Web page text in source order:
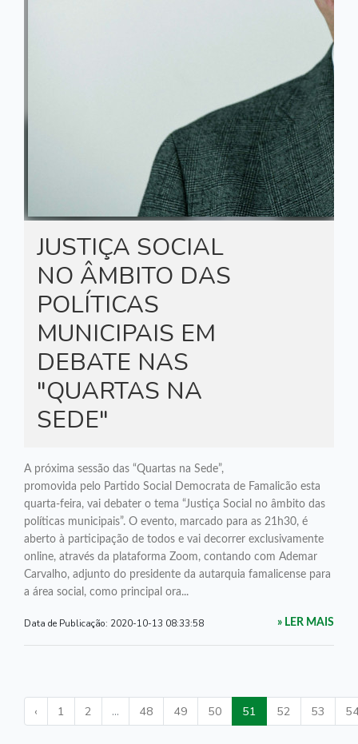
JUSTIÇA SOCIAL
NO ÂMBITO DAS
POLÍTICAS
MUNICIPAIS EM
DEBATE NAS
"QUARTAS NA
SEDE"
A próxima sessão das “Quartas na Sede”,
promovida pelo Partido Social Democrata de Famalicão esta
quarta-feira, vai debater o tema “Justiça Social no âmbito das
políticas municipais”. O evento, marcado para as 21h30, é
aberto à participação de todos e vai decorrer exclusivamente
online, através da plataforma Zoom, contando com Ademar
Carvalho, adjunto do presidente da autarquia famalicense para
a área social, como principal ora...
» LER MAIS
Data de Publicação: 2020-10-13 08:33:58
‹ 1 2 ... 48 49 50 51 52 53